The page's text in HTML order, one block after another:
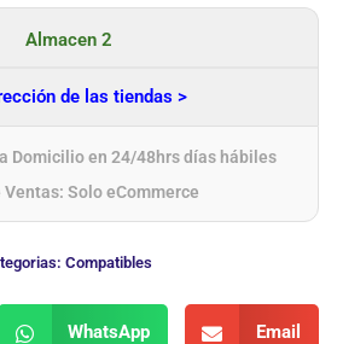
Almacen 2
de las tiendas >
Domicilio en 24/48hrs días hábiles
Ventas: Solo eCommerce
Compatibles
WhatsApp Email